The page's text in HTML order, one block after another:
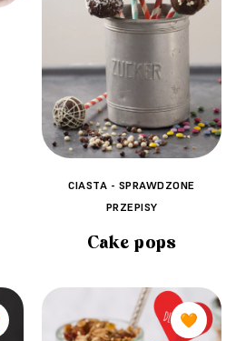
CIASTA - SPRAWDZONE
PRZEPISY
Cake pops
🧡